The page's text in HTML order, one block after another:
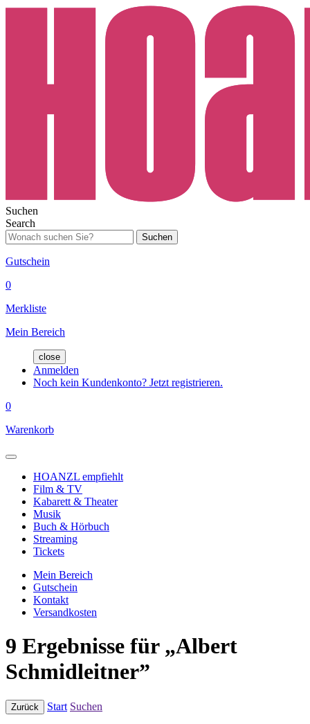
Suchen
Search
Suchen
Gutschein
0
Merkliste
Mein Bereich
close
Anmelden
Noch kein Kundenkonto? Jetzt registrieren.
0
Warenkorb
HOANZL empfiehlt
Film & TV
Kabarett & Theater
Musik
Buch & Hörbuch
Streaming
Tickets
Mein Bereich
Gutschein
Kontakt
Versandkosten
9 Ergebnisse für „Albert
Schmidleitner”
Zurück Start Suchen